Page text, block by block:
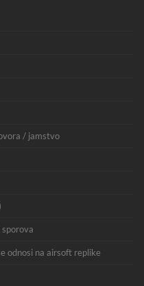
/ jamstvo
odnosi na airsoft replike